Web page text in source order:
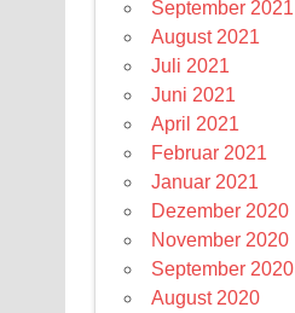
September 2021
August 2021
Juli 2021
Juni 2021
April 2021
Februar 2021
Januar 2021
Dezember 2020
November 2020
September 2020
August 2020